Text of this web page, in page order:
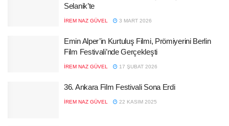
Selanik’te
İREM NAZ GÜVEL 3 MART 2026
Emin Alper’in Kurtuluş Filmi, Prömiyerini Berlin
Film Festivali’nde Gerçekleşti
İREM NAZ GÜVEL 17 ŞUBAT 2026
36. Ankara Film Festivali Sona Erdi
İREM NAZ GÜVEL 22 KASIM 2025